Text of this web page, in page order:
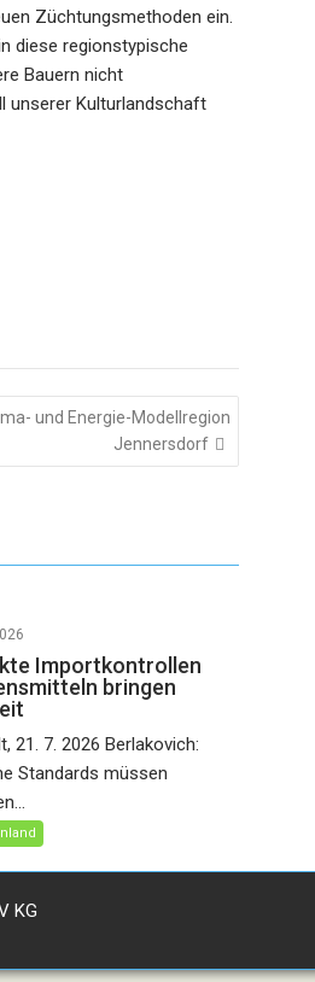
Züchtungsmethoden ein.
diese regionstypische
Bauern nicht
unserer Kulturlandschaft
und Energie-Modellregion
Jennersdorf
Importkontrollen
bringen
21. 7. 2026 Berlakovich:
Standards müssen
KG